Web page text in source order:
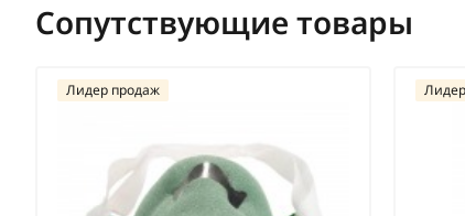
Сопутствующие товары
Лидер продаж